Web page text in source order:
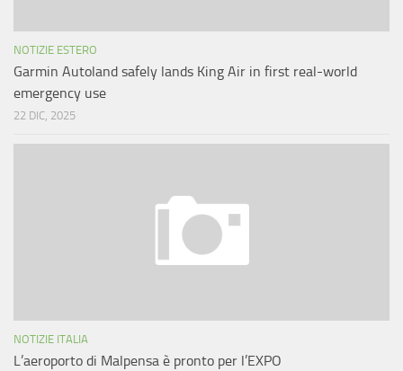
NOTIZIE ESTERO
Garmin Autoland safely lands King Air in first real-world
emergency use
22 DIC, 2025
NOTIZIE ITALIA
L’aeroporto di Malpensa è pronto per l’EXPO